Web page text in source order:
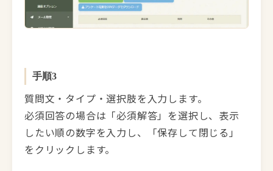
手順3
質問文・タイプ・選択肢を入力します。
必須回答の場合は「必須解答」を選択し、表示
したい順の数字を入力し、「保存して閉じる」
をクリックします。